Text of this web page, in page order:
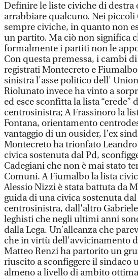
Definire le liste civiche di destra
arrabbiare qualcuno. Nei
sempre civiche, in quanto non
un partito. Ma ciò non significa
formalmente i partiti non le
Con questa premessa, i cambi
registrati Montecreto e
sinistra l'asse politico dell'
Riolunato invece ha vinto a
ed esce sconfitta la lista “erede”
centrosinistra; A Frassinoro la
Fontana, orientamento
vantaggio di un ousider, l’ex
Montecreto ha trionfato
civica sostenuta dal Pd,
Cadegiani che non è mai stato
Comuni. A Fiumalbo la lista
Alessio Nizzi è stata battuta da
guida di una civica sostenuta
centrosinistra, dall'altro
leghisti che negli ultimi anni
dalla Lega. Un’alleanza che
che in virtù dell'avvicinamento
Matteo Renzi ha partorito un
riuscito a sconfiggere il sindaco
almeno a livello di ambito